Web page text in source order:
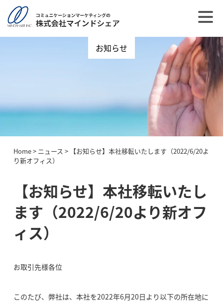
お知らせ
Home> ニュース > 【お知らせ】本社移転いたします（2022/6/20よ
り新オフィス）
【お知らせ】本社移転いたし
ます（2022/6/20より新オフ
ィス）
お取引先様各位
このたび、弊社は、本社を2022年6月20日より以下の所在地に